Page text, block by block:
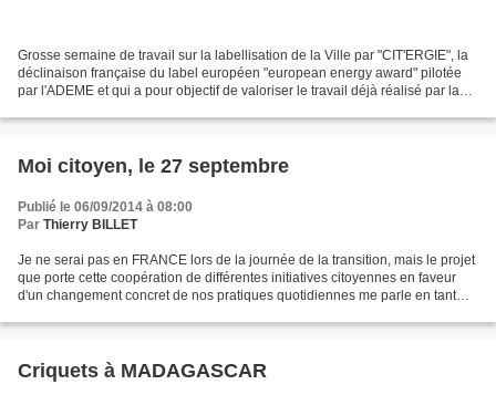
Grosse semaine de travail sur la labellisation de la Ville par "CIT'ERGIE", la
déclinaison française du label européen "european energy award" pilotée
par l'ADEME et qui a pour objectif de valoriser le travail déjà réalisé par la
Moi citoyen, le 27 septembre
Publié le 06/09/2014 à 08:00
Par Thierry BILLET
Je ne serai pas en FRANCE lors de la journée de la transition, mais le projet
que porte cette coopération de différentes initiatives citoyennes en faveur
d'un changement concret de nos pratiques quotidiennes me parle en tant
Criquets à MADAGASCAR